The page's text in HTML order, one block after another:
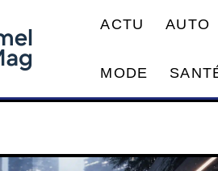
ACTU AUTO
MODE